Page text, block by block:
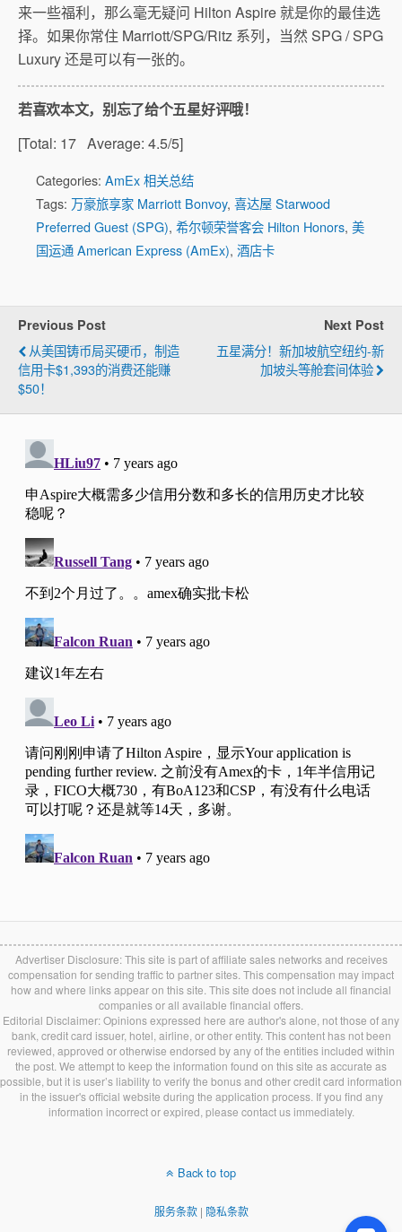
来一些福利，那么毫无疑问 Hilton Aspire 就是你的最佳选
择。如果你常住 Marriott/SPG/Ritz 系列，当然 SPG / SPG
Luxury 还是可以有一张的。
若喜欢本文，别忘了给个五星好评哦！
[Total: 17 Average: 4.5/5]
Categories: AmEx 相关总结
Tags: 万豪旅享家 Marriott Bonvoy, 喜达屋 Starwood
Preferred Guest (SPG), 希尔顿荣誉客会 Hilton Honors, 美
国运通 American Express (AmEx), 酒店卡
Previous Post
从美国铸币局买硬币，制造
信用卡$1,393的消费还能赚
$50！
Next Post
五星满分！新加坡航空纽约-新
加坡头等舱套间体验
Advertiser Disclosure: This site is part of affiliate sales networks and receives
compensation for sending traffic to partner sites. This compensation may impact
how and where links appear on this site. This site does not include all financial
companies or all available financial offers.
Editorial Disclaimer: Opinions expressed here are author's alone, not those of any
bank, credit card issuer, hotel, airline, or other entity. This content has not been
reviewed, approved or otherwise endorsed by any of the entities included within
the post. We attempt to keep the information found on this site as accurate as
possible, but it is user’s liability to verify the bonus and other credit card information
in the issuer's official website during the application process. If you find any
information incorrect or expired, please contact us immediately.
Back to top
服务条款| 隐私条款